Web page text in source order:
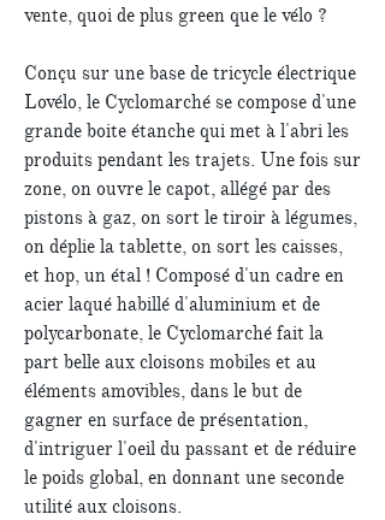
vente, quoi de plus green que le vélo ?
Conçu sur une base de tricycle électrique
Lovélo, le Cyclomarché se compose d'une
grande boite étanche qui met à l'abri les
produits pendant les trajets. Une fois sur
zone, on ouvre le capot, allégé par des
pistons à gaz, on sort le tiroir à légumes,
on déplie la tablette, on sort les caisses,
et hop, un étal ! Composé d'un cadre en
acier laqué habillé d'aluminium et de
polycarbonate, le Cyclomarché fait la
part belle aux cloisons mobiles et au
éléments amovibles, dans le but de
gagner en surface de présentation,
d'intriguer l'oeil du passant et de réduire
le poids global, en donnant une seconde
utilité aux cloisons.